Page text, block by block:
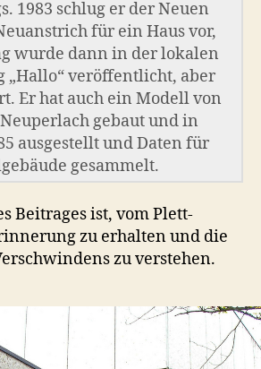
1983 schlug er der Neuen
für ein Haus vor,
wurde dann in der lokalen
„Hallo“ veröffentlicht, aber
Er hat auch ein Modell von
gebaut und in
ausgestellt und Daten für
gesammelt.
Beitrages ist, vom Plett-
zu erhalten und die
zu verstehen.